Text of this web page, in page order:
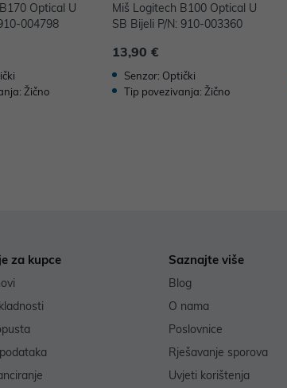
Optical U
004798
Žično
Miš Logitech B100 Optical U
SB Bijeli P/N: 910-003360
13,90 €
Senzor: Optički
Tip povezivanja: Žično
za kupce Saznajte više
Blog
O nama
Poslovnice
Rješavanje sporova
Uvjeti korištenja